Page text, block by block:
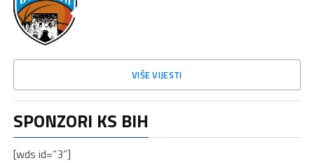
VIŠE VIJESTI
SPONZORI KS BIH
[wds id=”3”]